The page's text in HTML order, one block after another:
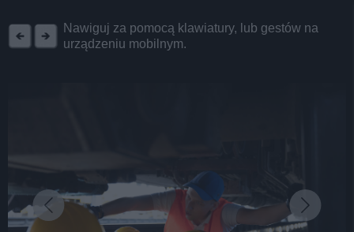
Nawiguj za pomocą klawiatury, lub gestów na
urządzeniu mobilnym.